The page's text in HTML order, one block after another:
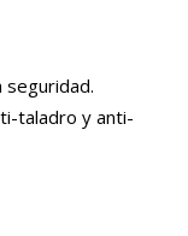
seguridad.
taladro y anti-